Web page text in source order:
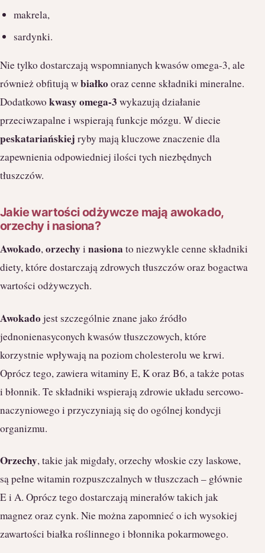
makrela,
sardynki.
Nie tylko dostarczają wspomnianych kwasów omega-3, ale
również obfitują wbiałkooraz cenne składniki mineralne.
Dodatkowo kwasy omega-3 wykazują działanie
przeciwzapalne i wspierają funkcje mózgu. W diecie
peskatariańskiej ryby mają kluczowe znaczenie dla
zapewnienia odpowiedniej ilości tych niezbędnych
tłuszczów.
Jakie wartości odżywcze mają awokado,
orzechy i nasiona?
Awokado,orzechyi nasiona to niezwykle cenne składniki
diety, które dostarczają zdrowych tłuszczów oraz bogactwa
wartości odżywczych.
Awokadojest szczególnie znane jako źródło
jednonienasyconych kwasów tłuszczowych, które
korzystnie wpływają na poziom cholesterolu we krwi.
Oprócz tego, zawiera witaminy E, K oraz B6, a także potas
i błonnik. Te składniki wspierają zdrowie układu sercowo-
naczyniowego i przyczyniają się do ogólnej kondycji
organizmu.
Orzechy, takie jak migdały, orzechy włoskie czy laskowe,
są pełne witamin rozpuszczalnych w tłuszczach – głównie
E i A. Oprócz tego dostarczają minerałów takich jak
magnez oraz cynk. Nie można zapomnieć o ich wysokiej
zawartości białka roślinnego i błonnika pokarmowego.